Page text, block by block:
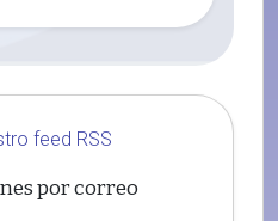
feed RSS
por correo